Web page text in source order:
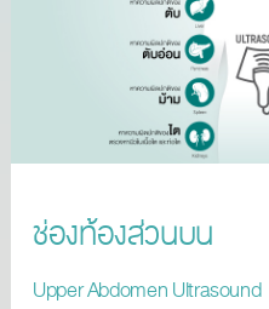
ช่องท้องส่วนบน
Upper Abdomen Ultrasound